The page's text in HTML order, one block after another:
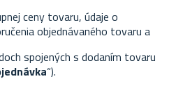
ceny tovaru, údaje o
objednávaného tovaru a
spojených s dodaním tovaru
“).